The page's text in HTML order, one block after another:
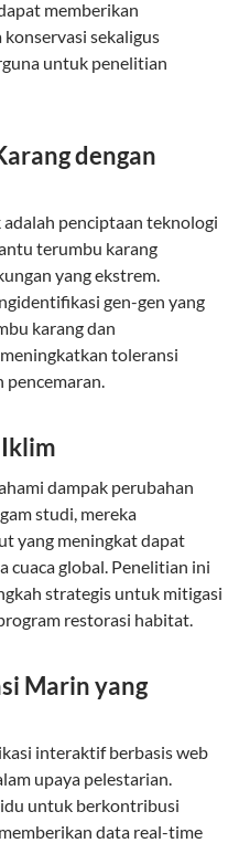
memberikan
sekaligus
untuk penelitian
dengan
penciptaan teknologi
terumbu karang
yang ekstrem.
gen-gen yang
karang dan
toleransi
pencemaran.
dampak perubahan
studi, mereka
yang meningkat dapat
cuaca global. Penelitian ini
strategis untuk mitigasi
restorasi habitat.
Marin yang
interaktif berbasis web
upaya pelestarian.
untuk berkontribusi
data real-time